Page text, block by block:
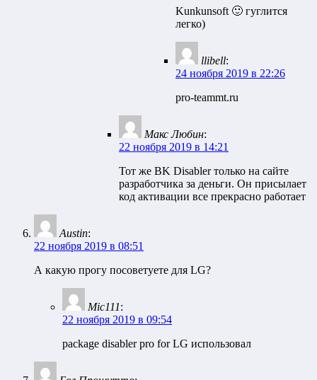
Kunkunsoft 🙂 гуглится
легко)
llibell:
24 ноября 2019 в 22:26
pro-teammt.ru
Макс Любин:
22 ноября 2019 в 14:21
Тот же BK Disabler только на сайте
разработчика за деньги. Он присылает
код активации все прекрасно работает
Austin:
22 ноября 2019 в 08:51
А какую прогу посоветуете для LG?
Mic111:
22 ноября 2019 в 09:54
package disabler pro for LG использовал